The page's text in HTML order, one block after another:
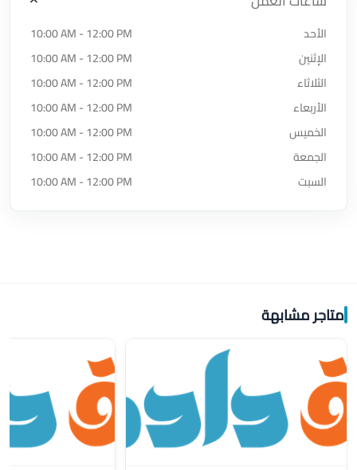
الأحد
10:00 AM - 12:00 PM
الإثنين
10:00 AM - 12:00 PM
الثلاثاء
10:00 AM - 12:00 PM
الأربعاء
10:00 AM - 12:00 PM
الخميس
10:00 AM - 12:00 PM
الجمعة
10:00 AM - 12:00 PM
السبت
10:00 AM - 12:00 PM
متاجر مشابهة